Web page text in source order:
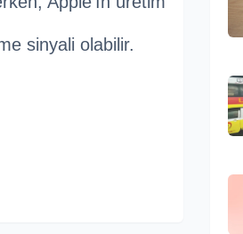
sinyali olabilir.